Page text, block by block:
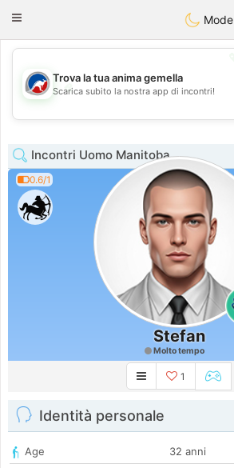
AustraliaChat
Toggle
Mode
💖
💕
Trova la tua anima gemella
Scarica subito la nostra app di incontri!
Incontri Uomo Manitoba
0.6/1
Stefan
Molto tempo
1
Identità personale
Age
32 anni